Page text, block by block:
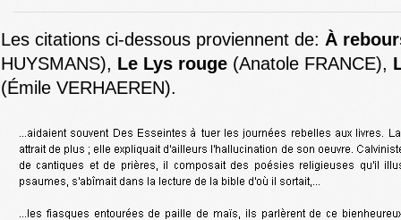
Les citations ci-dessous proviennent de: À
HUYSMANS), Le Lys rouge(Anatole FRANCE),
(Émile VERHAEREN).